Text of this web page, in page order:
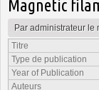
Magnetic
Paradministrateurle
Titre
Type de publication
Year of Publication
Auteurs